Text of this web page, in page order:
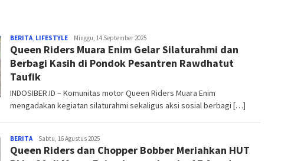
BERITA, LIFESTYLEIndo
Siber
Minggu, 14 September 2025
Queen Riders Muara Enim Gelar Silaturahmi dan
Berbagi Kasih di Pondok Pesantren Rawdhatut
Taufik
INDOSIBER.ID – Komunitas motor Queen Riders Muara Enim
mengadakan kegiatan silaturahmi sekaligus aksi sosial berbagi […]
BERITAIndo
Siber
Sabtu, 16 Agustus 2025
Queen Riders dan Chopper Bobber Meriahkan HUT